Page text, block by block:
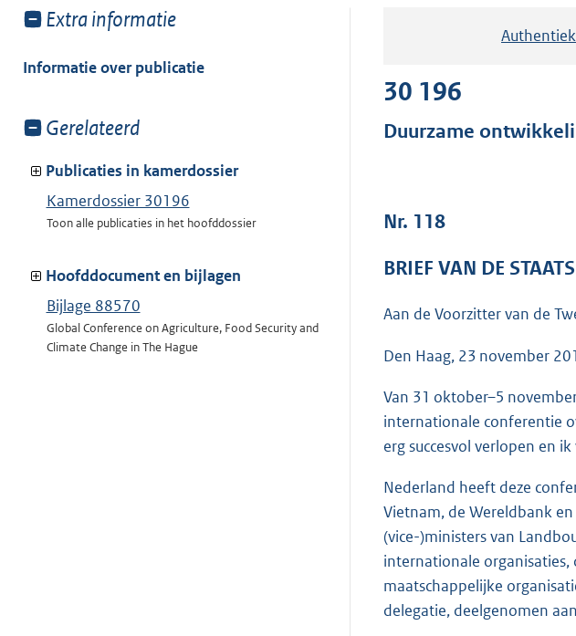
Toon
van:
Extra informatie
Informatie over publicatie
Toon
van:
Gerelateerd
Publicaties in kamerdossier
Kamerdossier 30196
Toon alle publicaties in het hoofddossier
Hoofddocument en bijlagen
Bijlage 88570
Global Conference on Agriculture, Food Security and
Climate Change in The Hague
30 196
Duurzame
Nr. 118
BRIEF VAN DE
Aan de Voorzitter van de
Den Haag, 23 november
Van 31 oktober–5
internationale conferentie
erg succesvol verlopen en
Nederland heeft deze
Vietnam, de Wereldbank
(vice-)ministers van
internationale
maatschappelijke
delegatie, deelgenomen